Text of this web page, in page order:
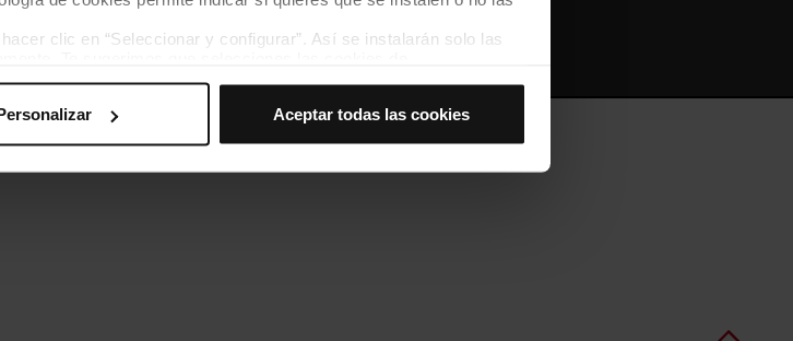
clic en “Seleccionar y configurar”. Así se instalarán solo las
de navegación (como el idioma) y mejoran tu experiencia de
de la web y, por tanto, si no las aceptas, no puedes
parte inferior de la web.
Aceptar todas las cookies
cookies Accesibilidad Mapa web Webs de interés Intranet